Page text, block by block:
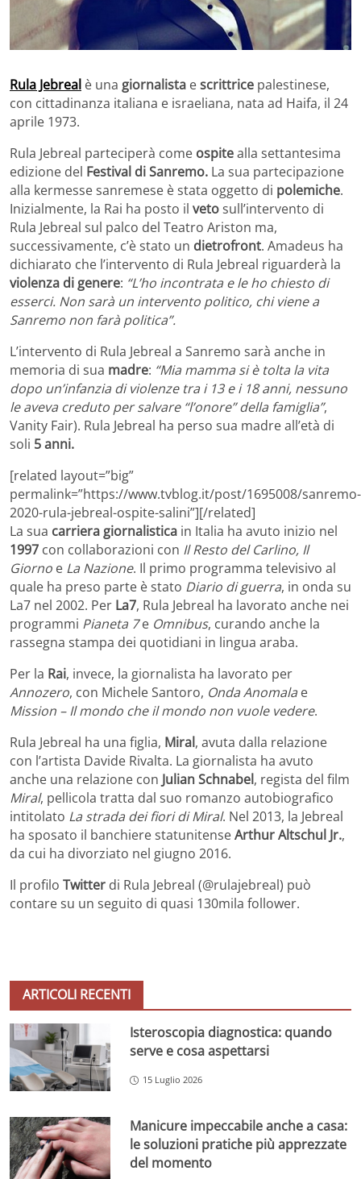
Rula Jebreal è una giornalista escrittrice palestinese,
con cittadinanza italiana e israeliana, nata ad Haifa, il 24
aprile 1973.
Rula Jebreal parteciperà come ospitealla settantesima
edizione del Festival di Sanremo. La sua partecipazione
alla kermesse sanremese è stata oggetto di polemiche.
Inizialmente, la Rai ha posto il vetosull’intervento di
Rula Jebreal sul palco del Teatro Ariston ma,
successivamente, c’è stato un dietrofront. Amadeus ha
dichiarato che l’intervento di Rula Jebreal riguarderà la
violenza di genere: “L’ho incontrata e le ho chiesto di
esserci. Non sarà un intervento politico, chi viene a
Sanremo non farà politica”.
L’intervento di Rula Jebreal a Sanremo sarà anche in
memoria di sua madre: “Mia mamma si è tolta la vita
dopo un’infanzia di violenze tra i 13 e i 18 anni, nessuno
le aveva creduto per salvare “l’onore” della famiglia”,
Vanity Fair). Rula Jebreal ha perso sua madre all’età di
soli 5 anni.
[related layout=”big”
permalink=”https://www.tvblog.it/post/1695008/sanremo-
2020-rula-jebreal-ospite-salini”][/related]
La sua carriera giornalistica in Italia ha avuto inizio nel
1997 con collaborazioni con Il Resto del Carlino, Il
Giorno e La Nazione. Il primo programma televisivo al
quale ha preso parte è stato Diario di guerra, in onda su
La7 nel 2002. Per La7, Rula Jebreal ha lavorato anche nei
programmi Pianeta 7e Omnibus, curando anche la
rassegna stampa dei quotidiani in lingua araba.
Per la Rai, invece, la giornalista ha lavorato per
Annozero, con Michele Santoro, Onda Anomala e
Mission – Il mondo che il mondo non vuole vedere.
Rula Jebreal ha una figlia, Miral, avuta dalla relazione
con l’artista Davide Rivalta. La giornalista ha avuto
anche una relazione con Julian Schnabel, regista del film
Miral, pellicola tratta dal suo romanzo autobiografico
intitolato La strada dei fiori di Miral. Nel 2013, la Jebreal
ha sposato il banchiere statunitenseArthur Altschul Jr.,
da cui ha divorziato nel giugno 2016.
Il profilo Twitter di Rula Jebreal (@rulajebreal) può
contare su un seguito di quasi 130mila follower.
ARTICOLI RECENTI
Isteroscopia diagnostica: quando
serve e cosa aspettarsi
15 Luglio 2026
Manicure impeccabile anche a casa:
le soluzioni pratiche più apprezzate
del momento